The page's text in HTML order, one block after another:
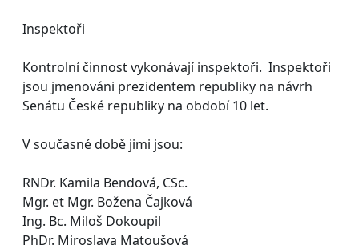
Inspektoři
Kontrolní činnost vykonávají inspektoři. Inspektoři
jsou jmenováni prezidentem republiky na návrh
Senátu České republiky na období 10 let.
V současné době jimi jsou:
RNDr. Kamila Bendová, CSc.
Mgr. et Mgr. Božena Čajková
Ing. Bc. Miloš Dokoupil
PhDr. Miroslava Matoušová